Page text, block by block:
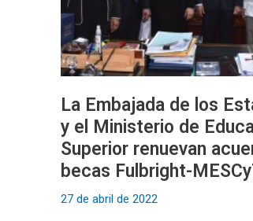
La Embajada de los
y el Ministerio de
Superior renuevan
becas Fulbright-
27 de abril de 2022
de
Educación
Superior
renuevan
de
becas
Fulbright-
MESCyT